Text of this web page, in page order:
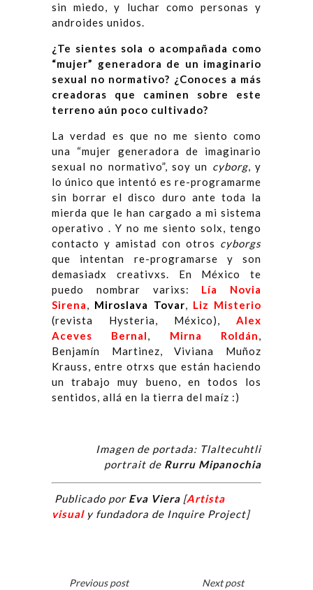
sin miedo, y luchar como personas y
androides unidos.
¿Te sientes sola o acompañada como
“mujer” generadora de un imaginario
sexual no normativo? ¿Conoces a más
creadoras que caminen sobre este
terreno aún poco cultivado?
La verdad es que no me siento como
una “mujer generadora de imaginario
sexual no normativo”, soy un cyborg, y
lo único que intentó es re-programarme
sin borrar el disco duro ante toda la
mierda que le han cargado a mi sistema
operativo . Y no me siento solx, tengo
contacto y amistad con otros cyborgs
que intentan re-programarse y son
demasiadx creativxs. En México te
puedo nombrar varixs: Lía Novia
Sirena, Miroslava Tovar, Liz Misterio
(revista Hysteria, México), Alex
Aceves Bernal, Mirna Roldán,
Benjamín Martinez, Viviana Muñoz
Krauss, entre otrxs que están haciendo
un trabajo muy bueno, en todos los
sentidos, allá en la tierra del maíz :)
Imagen de portada: Tlaltecuhtli
portrait de Rurru Mipanochia
Publicado por Eva Viera [Artista
visual y fundadora de Inquire Project]
Previous post
Next post